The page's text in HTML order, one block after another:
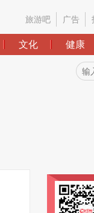
旅游吧 广告
文化 健康